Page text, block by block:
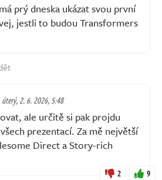
prý dneska ukázat svou první
jestli to budou Transformers
úterý, 2. 6. 2026, 5:48
ale určitě si pak projdu
prezentací. Za mě největší
Direct a Story-rich
2 9